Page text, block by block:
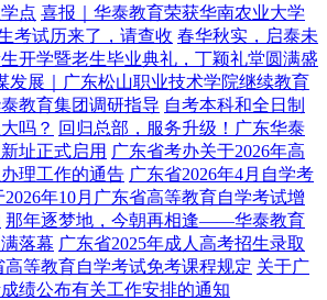
点 喜报｜华泰教育荣获华南农业大学
考试历来了，请查收 春华秋实，启泰未
开学暨老生毕业典礼，丁颖礼堂圆满盛
发展｜广东松山职业技术学院继续教育
教育集团调研指导 自考本科和全日制
吗？ 回归总部，服务升级！广东华泰
址正式启用 广东省考办关于2026年高
理工作的通告 广东省2026年4月自学考
2026年10月广东省高等教育自学考试增
那年逐梦地，今朝再相逢——华泰教育
落幕 广东省2025年成人高考招生录取
高等教育自学考试免考课程规定 关于广
绩公布有关工作安排的通知